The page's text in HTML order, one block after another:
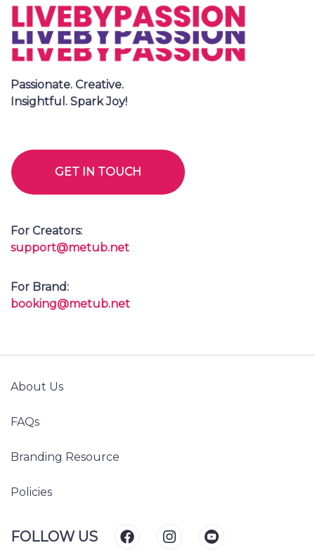
Passionate. Creative.
Insightful. Spark Joy!
GET IN TOUCH
For Creators:
support@metub.net
For Brand:
booking@metub.net
About Us
FAQs
Branding Resource
Policies
FOLLOW US